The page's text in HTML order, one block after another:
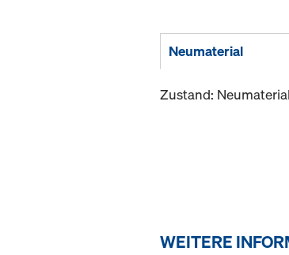
Neumaterial
Zustand: Neumaterial
WEITERE